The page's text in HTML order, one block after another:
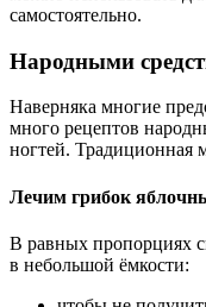
самостоятельно.
Народными
Наверняка многие
много рецептов
ногтей. Традиционная
Лечим грибок
В равных пропорциях
в небольшой ёмкости: